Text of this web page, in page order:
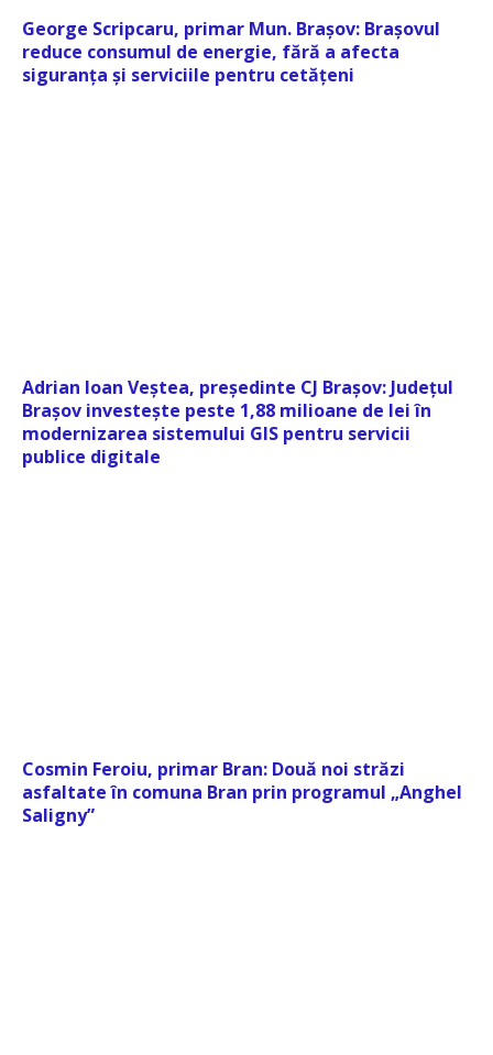
George Scripcaru, primar Mun. Brașov: Brașovul
reduce consumul de energie, fără a afecta
siguranța și serviciile pentru cetățeni
Adrian Ioan Veștea, președinte CJ Brașov: Județul
Brașov investește peste 1,88 milioane de lei în
modernizarea sistemului GIS pentru servicii
publice digitale
Cosmin Feroiu, primar Bran: Două noi străzi
asfaltate în comuna Bran prin programul „Anghel
Saligny”